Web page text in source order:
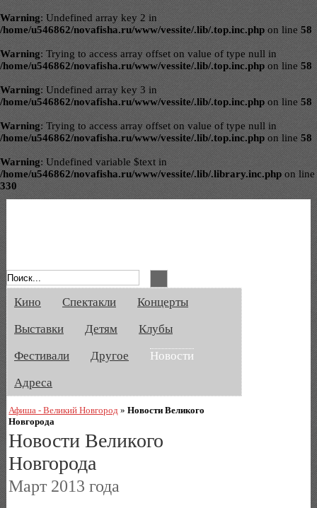
Warning: Undefined array key 2 in
/home/u546862/novafisha.ru/www/vessite/.lib/.top.inc.php on line 58
Warning: Trying to access array offset on value of type null in
/home/u546862/novafisha.ru/www/vessite/.lib/.top.inc.php on line 58
Warning: Undefined array key 3 in
/home/u546862/novafisha.ru/www/vessite/.lib/.top.inc.php on line 58
Warning: Trying to access array offset on value of type null in
/home/u546862/novafisha.ru/www/vessite/.lib/.top.inc.php on line 58
Warning: Undefined variable $text in
/home/u546862/novafisha.ru/www/vessite/.lib/.library.inc.php on line
330
Кино Спектакли
Концерты
Выставки
Детям
Клубы
Фестивали
Другое
Новости
Адреса
Афиша - Великий Новгород »Новости Великого
Новгорода
Новости Великого
Новгорода
Март 2013 года